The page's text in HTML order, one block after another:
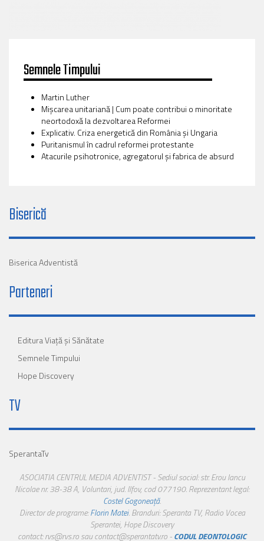
Semnele Timpului
Martin Luther
Mișcarea unitariană | Cum poate contribui o minoritate
neortodoxă la dezvoltarea Reformei
Explicativ. Criza energetică din România și Ungaria
Puritanismul în cadrul reformei protestante
Atacurile psihotronice, agregatorul și fabrica de absurd
Biserică
Biserica Adventistă
Parteneri
Editura Viaţă şi Sănătate
Semnele Timpului
Hope Discovery
TV
SperantaTv
ASOCIATIA CENTRUL MEDIA ADVENTIST - Sediul social: str. Erou Iancu
Nicolae nr. 38-38 A, Voluntari, jud. Ilfov, cod 077190. Reprezentant legal:
Costel Gogoneață.
Director de programe:Florin Matei. Branduri: Speranta TV, Radio Vocea
Sperantei, Hope Discovery
contact: rvs@rvs.ro sau contact@sperantatv.ro -CODUL DEONTOLOGIC